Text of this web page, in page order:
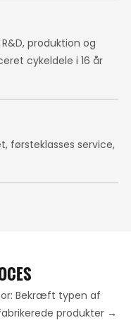
produktion og
cykeldele i 16 år
førsteklasses service,
Bekræft typen af ​​
produkter →